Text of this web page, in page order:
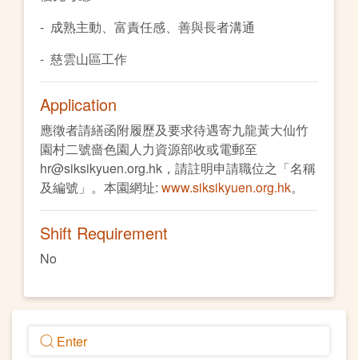
- 成熟主動、富責任感、善與長者溝通
- 慈雲山區工作
Application
應徵者請繕函附履歷及要求待遇寄九龍黃大仙竹
園村二號嗇色園人力資源部收或電郵至
hr@siksikyuen.org.hk，請註明申請職位之「名稱
及編號」。本園網址: www.siksikyuen.org.hk。
Shift Requirement
No